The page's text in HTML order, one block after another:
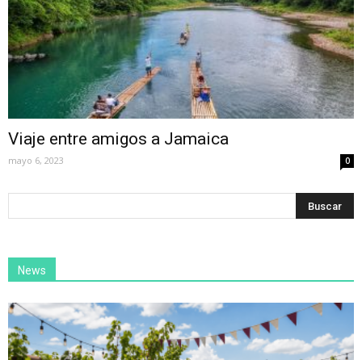
Viaje entre amigos a Jamaica
mayo 6, 2023 0
News